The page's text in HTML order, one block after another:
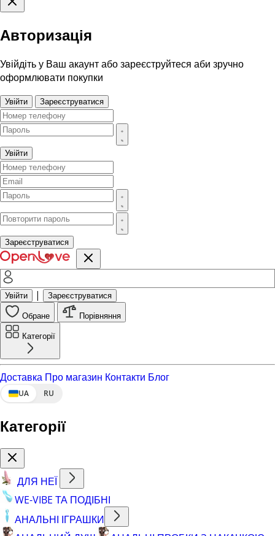
Авторизація
Увійдіть у Ваш акаунт або зареєструйтеся аби зручно
оформлювати покупки
Увійти Зареєструватися
Увійти
Зареєструватися
Увійти | Зареєструватися
Обране Порівняння
Категорії
Доставка Про магазин Контакти Блог
UA RU
Категорії
ДЛЯ НЕЇ
WE-VIBE ТА ПОДІБНІ
АНАЛЬНІ ІГРАШКИ